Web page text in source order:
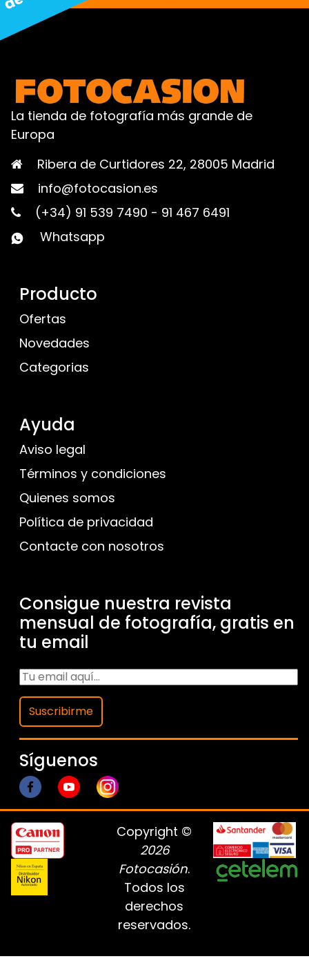
La tienda de fotografía más grande de
Europa
Ribera de Curtidores 22, 28005 Madrid
info@fotocasion.es
(+34) 91 539 7490 - 91 467 6491
Whatsapp
Producto
Ofertas
Novedades
Categorias
Ayuda
Aviso legal
Términos y condiciones
Quienes somos
Política de privacidad
Contacte con nosotros
Consigue nuestra revista
mensual de fotografía, gratis en
tu email
Suscribirme
Síguenos
Copyright ©
2026
Fotocasión.
Todos los
derechos
reservados.